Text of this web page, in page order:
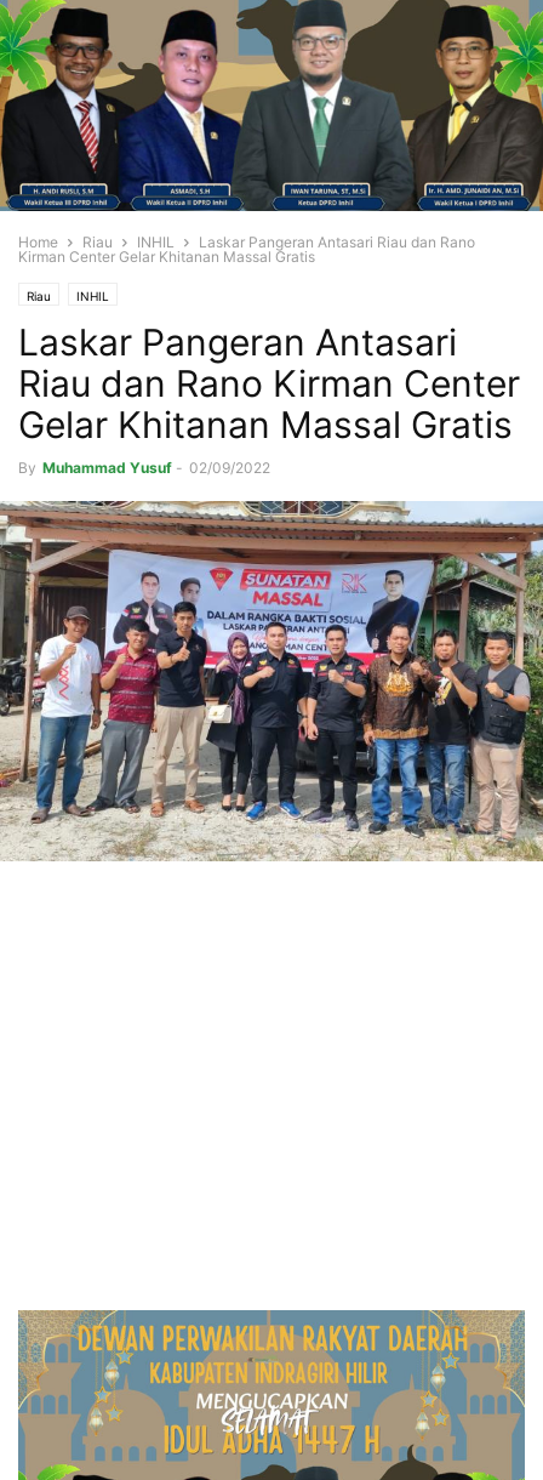
Home Riau INHIL
Laskar Pangeran Antasari Riau dan Rano
Kirman Center Gelar Khitanan Massal Gratis
Riau INHIL
Laskar Pangeran Antasari
Riau dan Rano Kirman Center
Gelar Khitanan Massal Gratis
By Muhammad Yusuf - 02/09/2022